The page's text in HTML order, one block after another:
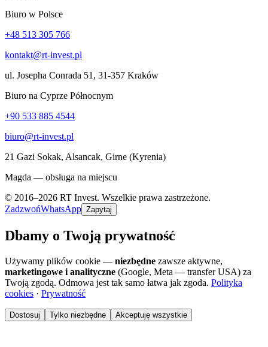
Biuro w Polsce
+48 513 305 766
kontakt@rt-invest.pl
ul. Josepha Conrada 51, 31-357 Kraków
Biuro na Cyprze Północnym
+90 533 885 4544
biuro@rt-invest.pl
21 Gazi Sokak, Alsancak, Girne (Kyrenia)
Magda — obsługa na miejscu
© 2016–2026 RT Invest. Wszelkie prawa zastrzeżone.
ZadzwońWhatsApp Zapytaj
Dbamy o Twoją prywatność
Używamy plików cookie — niezbędne zawsze aktywne,
marketingowe i analityczne (Google, Meta — transfer USA) za
Twoją zgodą. Odmowa jest tak samo łatwa jak zgoda. Polityka
cookies · Prywatność
Dostosuj Tylko niezbędne Akceptuję wszystkie